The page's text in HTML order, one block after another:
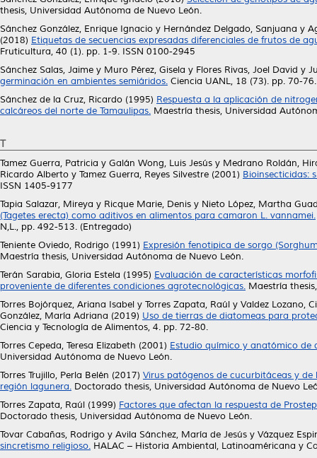
thesis, Universidad Autónoma de Nuevo León.
Sánchez González, Enrique Ignacio y Hernández Delgado, Sanjuana y
(2018) Etiquetas de secuencias expresadas diferenciales de frutos de
Fruticultura, 40 (1). pp. 1-9. ISSN 0100-2945
Sánchez Salas, Jaime y Muro Pérez, Gisela y Flores Rivas, Joel David y
germinación en ambientes semiáridos. Ciencia UANL, 18 (73). pp. 70-
Sánchez de la Cruz, Ricardo (1995) Respuesta a la aplicación de
calcáreos del norte de Tamaulipas. Maestría thesis, Universidad
T
Tamez Guerra, Patricia y Galán Wong, Luis Jesús y Medrano Roldán,
Ricardo Alberto y Tamez Guerra, Reyes Silvestre (2001) Bioinsecticidas:
ISSN 1405-9177
Tapia Salazar, Mireya y Ricque Marie, Denis y Nieto López, Martha
(Tagetes erecta) como aditivos en alimentos para camaron L. vannamei.
N,L., pp. 492-513. (Entregado)
Teniente Oviedo, Rodrigo (1991) Expresión fenotipica de sorgo
Maestría thesis, Universidad Autónoma de Nuevo León.
Terán Sarabia, Gloria Estela (1995) Evaluación de características
proveniente de diferentes condiciones agrotecnológicas. Maestría
Torres Bojórquez, Ariana Isabel y Torres Zapata, Raúl y Valdez Lozano,
González, María Adriana (2019) Uso de tierras de diatomeas para
Ciencia y Tecnología de Alimentos, 4. pp. 72-80.
Torres Cepeda, Teresa Elizabeth (2001) Estudio químico y anatómico de
Universidad Autónoma de Nuevo León.
Torres Trujillo, Perla Belén (2017) Virus patógenos de cucurbitáceas y de
región lagunera. Doctorado thesis, Universidad Autónoma de Nuevo
Torres Zapata, Raúl (1999) Factores que afectan la respuesta de
Doctorado thesis, Universidad Autónoma de Nuevo León.
Tovar Cabañas, Rodrigo y Avila Sánchez, María de Jesús y Vázquez
sincretismo religioso. HALAC – Historia Ambiental, Latinoaméricana y